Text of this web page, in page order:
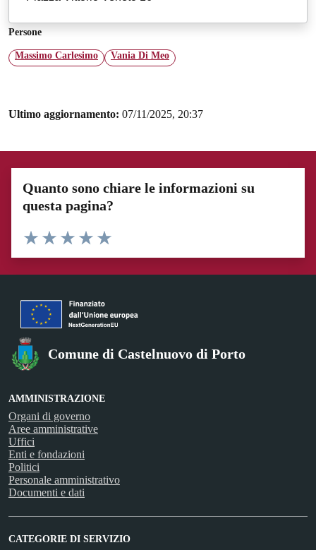
Persone
Massimo Carlesimo Vania Di Meo
Ultimo aggiornamento: 07/11/2025, 20:37
Quanto sono chiare le informazioni su
questa pagina?
Comune di Castelnuovo di Porto
AMMINISTRAZIONE
Organi di governo
Aree amministrative
Uffici
Enti e fondazioni
Politici
Personale amministrativo
Documenti e dati
CATEGORIE DI SERVIZIO